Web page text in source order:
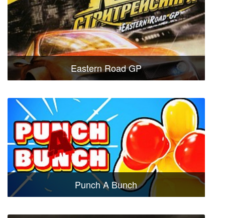
Eastern Road GP
Punch A Bunch